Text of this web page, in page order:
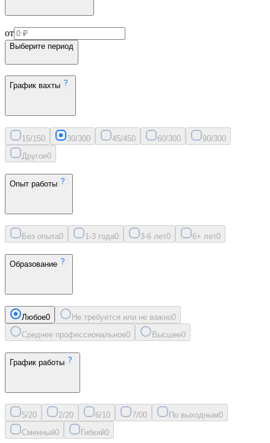
от
Выберите период
График вахты
15/150 30/300 45/450 60/300 90/300
Другое0
Опыт работы
Без опыта0 1-3 года0 3-6 лет0 6+ лет0
Образование
Любое0 Не требуется или не важно0
Среднее профессиональное0 Высшее0
График работы
5/20 2/20 6/10 7/00 По выходным0
Сменный0 Гибкий0